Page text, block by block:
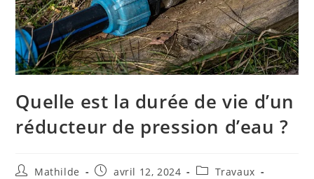
Quelle est la durée de vie d’un
réducteur de pression d’eau ?
Mathilde avril 12, 2024
Travaux